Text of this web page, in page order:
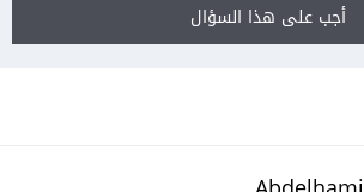
أجب على هذا السؤال